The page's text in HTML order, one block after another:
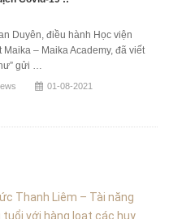
Duyên, điều hành Học viện
Maika – Maika Academy, đã viết
gửi …
01-08-2021
Thanh Liêm – Tài năng
tuổi với hàng loạt các huy